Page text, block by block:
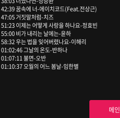
42:39 꿈속에 너-에이치코드(Feat.전상근)
47:05 거짓말처럼-치즈
51:23 이제는 어떻게 사랑을 하나요-정효빈
55:00 비가 내리는 날에는-윤하
58:32 우는 법을 잊어버렸나요-이해리
01:02:46 그날의 온도-반하나
01:07:11 불면-오반
01:10:37 오월의 어느 봄날-임한별
메인